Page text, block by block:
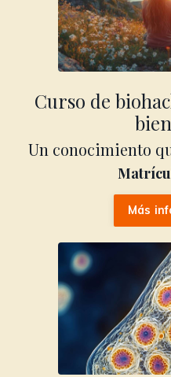
Curso de
Un conocimiento
Más